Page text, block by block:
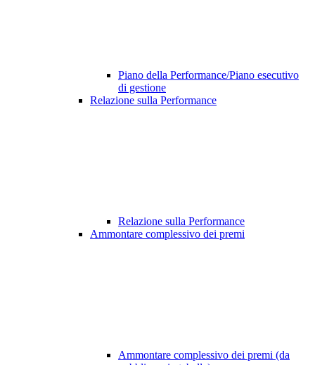
Piano della Performance/Piano esecutivo
di gestione
Relazione sulla Performance
Relazione sulla Performance
Ammontare complessivo dei premi
Ammontare complessivo dei premi (da